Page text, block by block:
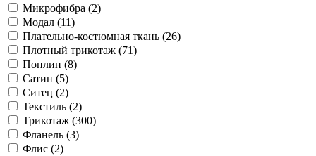
Микрофибра (2)
Модал (11)
Плательно-костюмная ткань (26)
Плотный трикотаж (71)
Поплин (8)
Сатин (5)
Ситец (2)
Текстиль (2)
Трикотаж (300)
Фланель (3)
Флис (2)